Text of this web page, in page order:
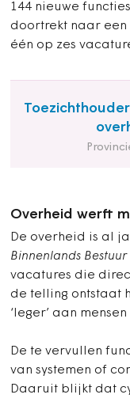
144 nieuwe
doortrekt naar een
één op zes
Overheid werft
De overheid is al
Binnenlands Bestuur
vacatures die
de telling ontstaat
‘leger’ aan
De te vervullen
van systemen of
Daaruit blijkt dat